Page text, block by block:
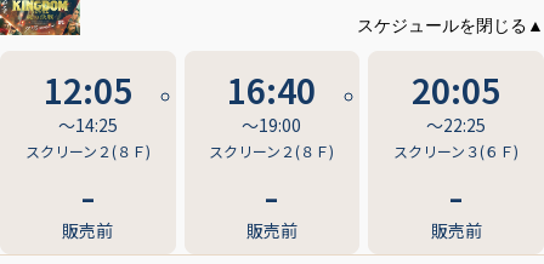
12:05
〜14:25
スクリーン２(８Ｆ)
販売前
16:40
〜19:00
スクリーン２(８Ｆ)
販売前
20:05
〜22:25
スクリーン３(６Ｆ)
販売前